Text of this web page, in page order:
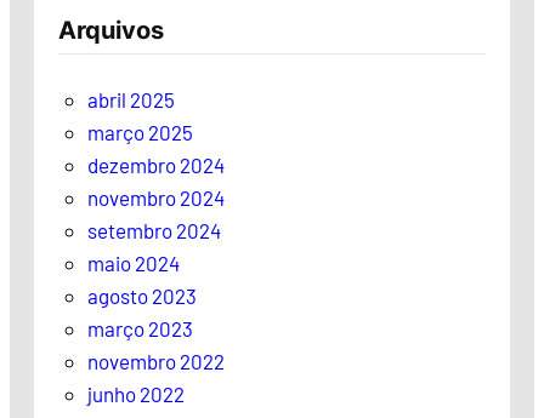
Arquivos
abril 2025
março 2025
dezembro 2024
novembro 2024
setembro 2024
maio 2024
agosto 2023
março 2023
novembro 2022
junho 2022